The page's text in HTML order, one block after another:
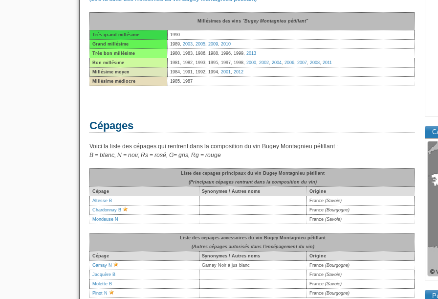
Millésimes des vins "Bugey Montagnieu pétillant"
Très grand millésime
1990
Grand millésime
1989, 2003, 2005, 2009, 2010
Très bon millésime
1980, 1983, 1986, 1988, 1996, 1999, 2013
Bon millésime
1981, 1982, 1993, 1995, 1997, 1998, 2000, 2002, 2004, 2006, 2007, 2008, 2011
Millésime moyen
1984, 1991, 1992, 1994, 2001, 2012
Millésime médiocre
1985, 1987
Cépages
Voici la liste des cépages qui rentrent dans la composition du vin Bugey Montagnieu pétillant :
B = blanc, N = noir, Rs = rosé, G= gris, Rg = rouge
Liste des cepages principaux du vin Bugey Montagnieu pétillant
(Principaux cépages rentrant dans la composition du vin)
Cépage
Synonymes / Autres noms
Origine
Altesse B
France (Savoie)
Chardonnay B
France (Bourgogne)
Mondeuse N
France (Savoie)
Liste des cepages accessoires du vin Bugey Montagnieu pétillant
(Autres cépages autorisés dans l'encépagement du vin)
Cépage
Synonymes / Autres noms
Origine
Gamay N
Gamay Noir à jus blanc France (Bourgogne)
Jacquère B
France (Savoie)
Molette B
France (Savoie)
Pinot N
France (Bourgogne)